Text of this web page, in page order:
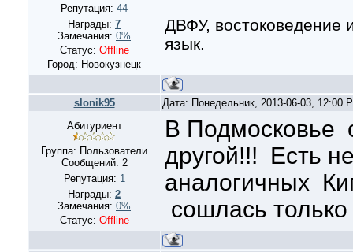
Репутация: 44
Награды: 7
Замечания: 0%
Статус: Offline
Город: Новокузнецк
ДВФУ, востоковедение
язык.
slonik95
Дата: Понедельник, 2013-06-03, 12:00
Абитуриент
Группа: Пользователи
Сообщений: 2
Репутация: 1
Награды: 2
Замечания: 0%
Статус: Offline
В Подмосковье
другой!!! Есть
аналогичных
сошлась